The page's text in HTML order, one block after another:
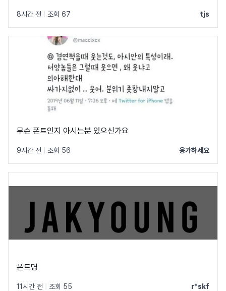
8시간 전 조회 67 tjs
무슨 폰트인지 아시는분 있으신가요
9시간 전 조회 56 응가하세요
폰트명
11시간 전 조회 55 r*skf